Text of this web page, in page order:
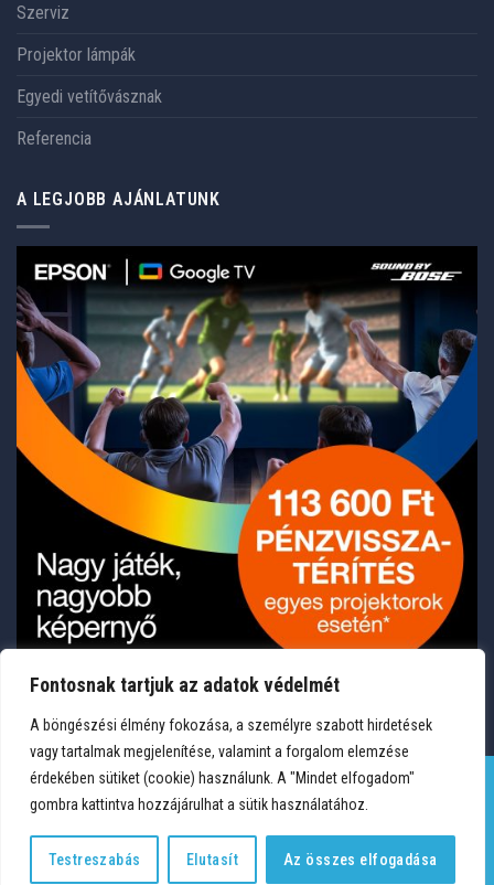
Fontosnak tartjuk az adatok védelmét
A böngészési élmény fokozása, a személyre szabott hirdetések
vagy tartalmak megjelenítése, valamint a forgalom elemzése
érdekében sütiket (cookie) használunk. A "Mindet elfogadom"
gombra kattintva hozzájárulhat a sütik használatához.
Testreszabás Elutasít Az összes elfogadása
Szerviz
Projektor lámpák
Egyedi vetítővásznak
Referencia
A LEGJOBB AJÁNLATUNK
Copyright 2026 © Medium Hungary Kft. Minden jog fenntartva.